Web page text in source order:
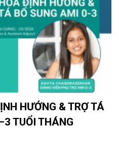
HƯỚNG & TRỢ TÁ
TUỔI THÁNG